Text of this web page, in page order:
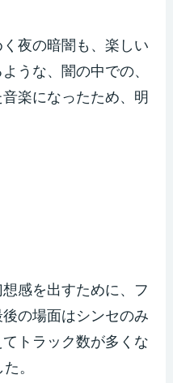
夜の暗闇も、楽しい
うな、闇の中での、
楽になったため、明
感を出すために、フ
の場面はシンセのみ
トラック数が多くな
。